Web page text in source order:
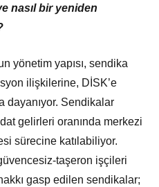
nasıl bir yeniden
yönetim yapısı, sendika
ilişkilerine, DİSK’e
dayanıyor. Sendikalar
gelirleri oranında merkezi
sürecine katılabiliyor.
taşeron işçileri
gasp edilen sendikalar;